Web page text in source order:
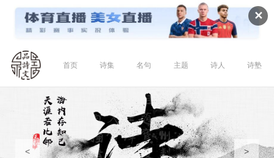
✕
首页 诗集 名句 主题 诗人 诗塾
< >